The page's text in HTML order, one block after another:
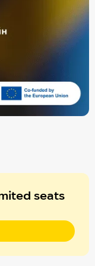
seats